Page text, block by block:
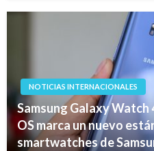
NOTICIAS INTERNACIONALES
Samsung Galaxy Watch
OS marca un nuevo
smartwatches de